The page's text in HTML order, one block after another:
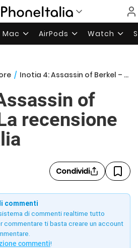
Mac AirPods Watch
/ Inotia 4: Assassin of Berkel – La recensione di iPadItalia
of
recensione
Condividi
commenti
di commenti realtime tutto
commentare ti basta creare un account
commenti!